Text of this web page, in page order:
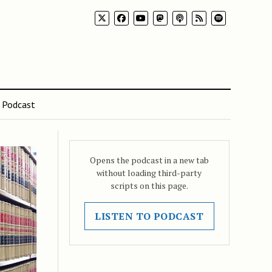
Podcast
Opens the podcast in a new tab
without loading third-party
scripts on this page.
LISTEN TO PODCAST